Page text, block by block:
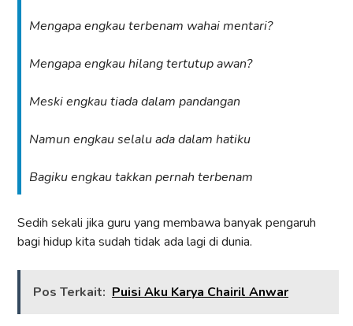
Mengapa engkau terbenam wahai mentari?
Mengapa engkau hilang tertutup awan?
Meski engkau tiada dalam pandangan
Namun engkau selalu ada dalam hatiku
Bagiku engkau takkan pernah terbenam
Sedih sekali jika guru yang membawa banyak pengaruh
bagi hidup kita sudah tidak ada lagi di dunia.
Pos Terkait: Puisi Aku Karya Chairil Anwar